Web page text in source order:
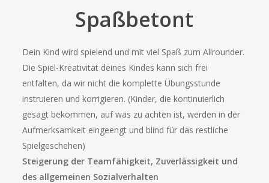
Spaßbetont
Dein Kind wird spielend und mit viel Spaß zum Allrounder.
Die Spiel-Kreativität deines Kindes kann sich frei
entfalten, da wir nicht die komplette Übungsstunde
instruieren und korrigieren. (Kinder, die kontinuierlich
gesagt bekommen, auf was zu achten ist, werden in der
Aufmerksamkeit eingeengt und blind für das restliche
Spielgeschehen)
Steigerung der Teamfähigkeit, Zuverlässigkeit und
des allgemeinen Sozialverhalten